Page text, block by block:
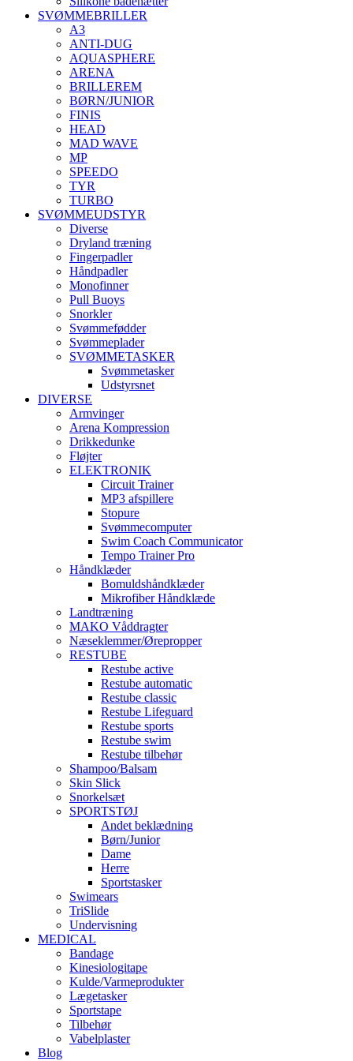
SVØMMEBRILLER
A3
ANTI-DUG
AQUASPHERE
ARENA
BRILLEREM
BØRN/JUNIOR
FINIS
HEAD
MAD WAVE
MP
SPEEDO
TYR
TURBO
SVØMMEUDSTYR
Diverse
Dryland træning
Fingerpadler
Håndpadler
Monofinner
Pull Buoys
Snorkler
Svømmefødder
Svømmeplader
SVØMMETASKER
Svømmetasker
Udstyrsnet
DIVERSE
Armvinger
Arena Kompression
Drikkedunke
Fløjter
ELEKTRONIK
Circuit Trainer
MP3 afspillere
Stopure
Svømmecomputer
Swim Coach Communicator
Tempo Trainer Pro
Håndklæder
Bomuldshåndklæder
Mikrofiber Håndklæde
Landtræning
MAKO Våddragter
Næseklemmer/Ørepropper
RESTUBE
Restube active
Restube automatic
Restube classic
Restube Lifeguard
Restube sports
Restube swim
Restube tilbehør
Shampoo/Balsam
Skin Slick
Snorkelsæt
SPORTSTØJ
Andet beklædning
Børn/Junior
Dame
Herre
Sportstasker
Swimears
TriSlide
Undervisning
MEDICAL
Bandage
Kinesiologitape
Kulde/Varmeprodukter
Lægetasker
Sportstape
Tilbehør
Vabelplaster
Blog